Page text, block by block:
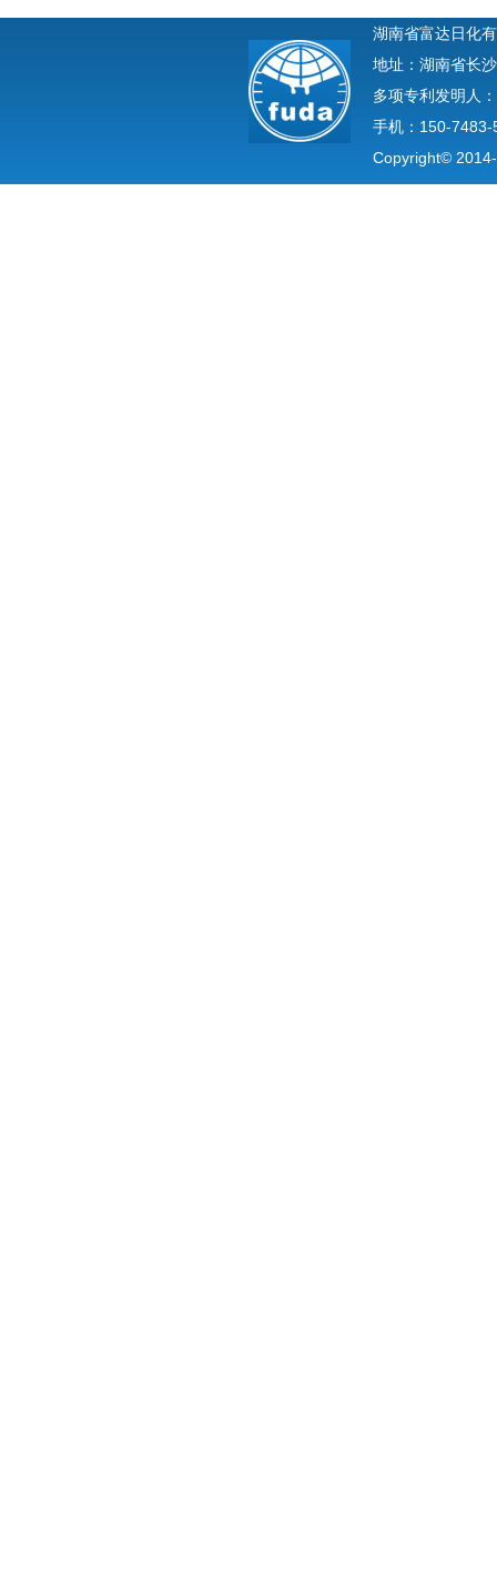
湖南省富达日化
地址：湖南省长
多项专利发明人
手机：150-
Copyright©